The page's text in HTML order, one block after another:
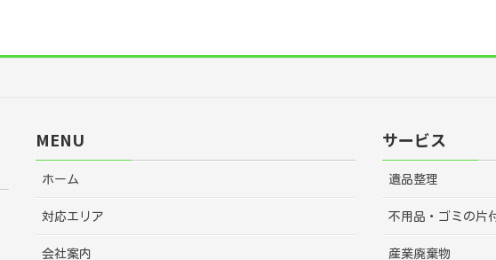
MENU
ホーム
対応エリア
会社案内
サービス
遺品整理
不用品・ゴミの片
産業廃棄物